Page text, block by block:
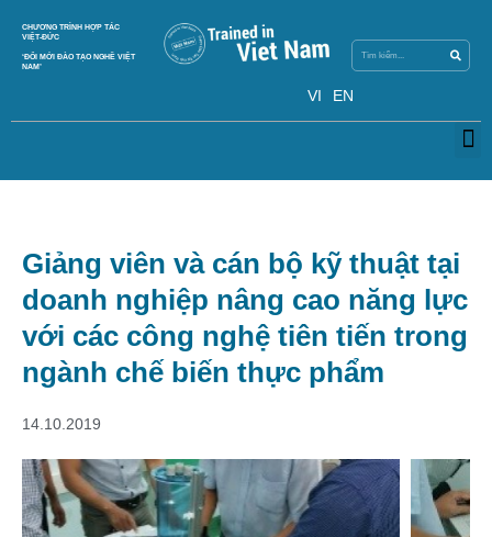
CHƯƠNG TRÌNH HỢP TÁC
VIỆT-ĐỨC
‘ĐỔI MỚI ĐÀO TẠO NGHỀ VIỆT
NAM’
VI EN
Giảng viên và cán bộ kỹ thuật tại
doanh nghiệp nâng cao năng lực
với các công nghệ tiên tiến trong
ngành chế biến thực phẩm
14.10.2019